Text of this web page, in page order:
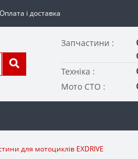
Оплата і доставка
Запчастини :
Техніка :
Мото СТО :
для мотоциклів EXDRIVE